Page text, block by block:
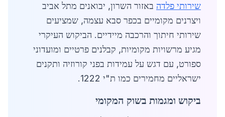
שירותי פלדה באזור השרון, יבואנים מתל אביב
ויצרנים מקומיים בכפר סבא עצמה, שמציעים
שירותי חיתוך והרכבה מיידיים. הביקוש העיקרי
מגיע מרשויות מקומיות, קבלנים פרטיים ומועדוני
ספורט, עם דגש על עמידות בפני קורוזיה ותקנים
ישראליים מחמירים כמו ת"י 1222.
ביקוש ומגמות בשוק המקומי